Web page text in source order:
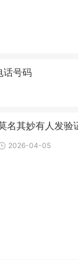
话号码
名其妙有人发验
2026-04-05